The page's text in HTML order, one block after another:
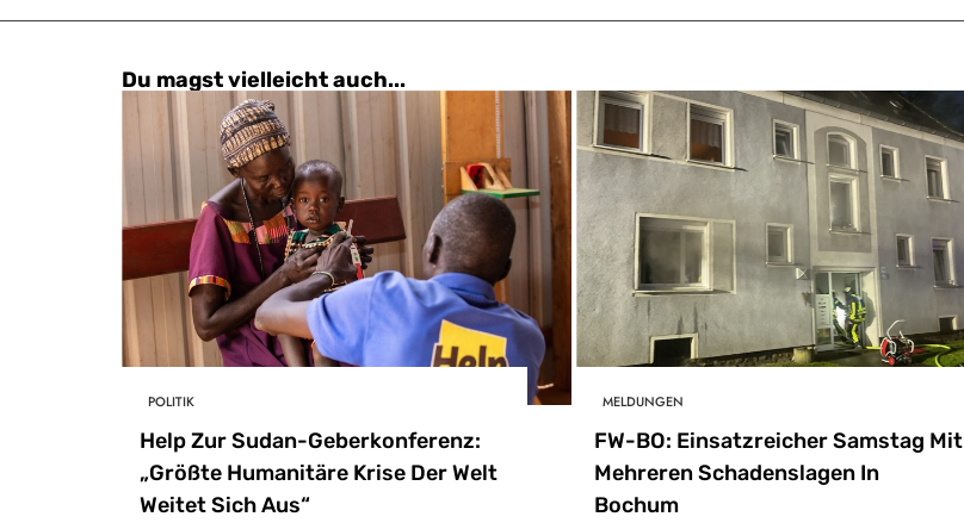
Du magst vielleicht auch...
POLITIK
Help Zur Sudan-Geberkonferenz:
„Größte Humanitäre Krise Der Welt
Weitet Sich Aus“
MELDUNGEN
FW-BO: Einsatzreicher Samstag Mit
Mehreren Schadenslagen In
Bochum